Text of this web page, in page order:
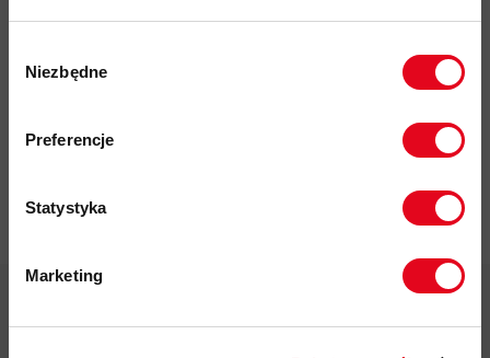
zgody
Niezbędne
Preferencje
Statystyka
Marketing
zgodnie z Polityką prywatności.